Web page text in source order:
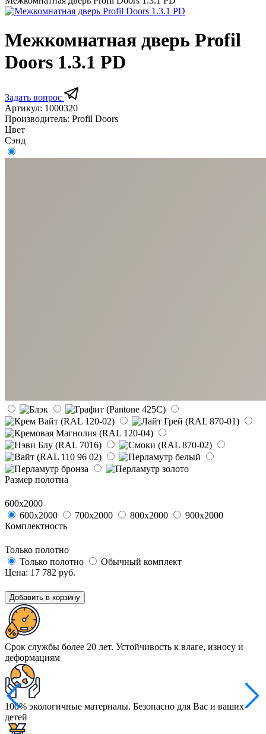
Межкомнатная дверь Profil
Doors 1.3.1 PD
Задать вопрос
Артикул: 1000320
Производитель: Profil Doors
Цвет
Сэнд
Размер полотна
600х2000
600х2000
700х2000 800х2000
900х2000
Комплектность
Только полотно
Только полотно
Обычный комплект
Цена: 17 782 руб.
Добавить в корзину
Срок службы более 20 лет. Устойчивость к влаге, износу и
деформациям
100% экологичные материалы. Безопасно для Вас и ваших
детей